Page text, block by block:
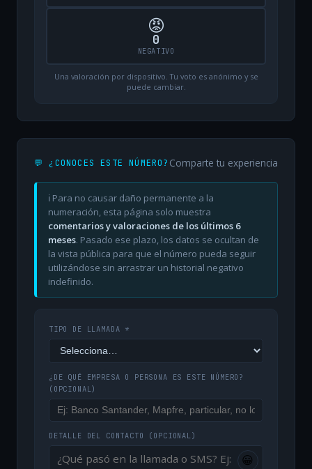
😡
0
NEGATIVO
Una valoración por dispositivo. Tu voto es anónimo y se
puede cambiar.
💬 ¿CONOCES ESTE NÚMERO? Comparte tu experiencia
ℹ️ Para no causar daño permanente a la
numeración, esta página solo muestra
comentarios y valoraciones de los últimos 6
meses. Pasado ese plazo, los datos se ocultan de
la vista pública para que el número pueda seguir
utilizándose sin arrastrar un historial negativo
indefinido.
TIPO DE LLAMADA *
¿DE QUÉ EMPRESA O PERSONA ES ESTE NÚMERO?
(OPCIONAL)
DETALLE DEL CONTACTO (OPCIONAL)
😀